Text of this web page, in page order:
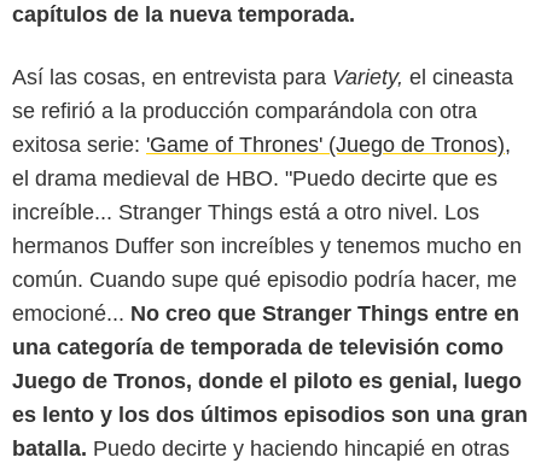
capítulos de la nueva temporada.
Así las cosas, en entrevista para Variety, el cineasta
se refirió a la producción comparándola con otra
exitosa serie: 'Game of Thrones' (Juego de Tronos),
el drama medieval de HBO. "Puedo decirte que es
increíble... Stranger Things está a otro nivel. Los
hermanos Duffer son increíbles y tenemos mucho en
común. Cuando supe qué episodio podría hacer, me
emocioné... No creo que Stranger Things entre en
una categoría de temporada de televisión como
Juego de Tronos, donde el piloto es genial, luego
es lento y los dos últimos episodios son una gran
batalla. Puedo decirte y haciendo hincapié en otras